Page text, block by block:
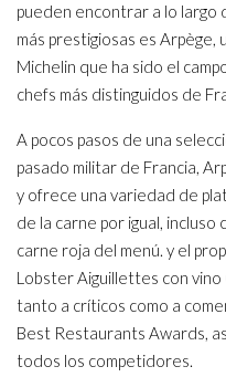
pueden encontrar a lo largo
más prestigiosas es
Michelin que ha sido el
chefs más distinguidos de
A pocos pasos de una
pasado militar de Francia,
y ofrece una variedad de
de la carne por igual, incluso
carne roja del menú. y el
Lobster Aiguillettes con
tanto a críticos como a
Best Restaurants Awards,
todos los competidores.